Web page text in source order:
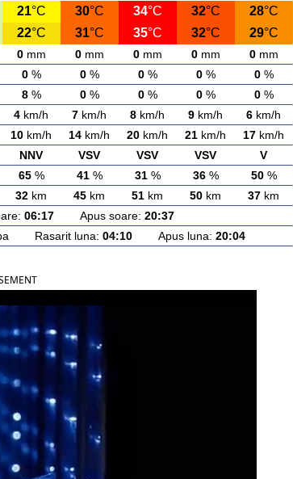
21°C 30°C 34°C 32°C 28°C
22°C 31°C 35°C 32°C 29°C
0mm 0mm 0mm 0mm 0mm
0% 0% 0% 0% 0%
8% 0% 0% 0% 0%
4 km/h 7 km/h 8 km/h 9 km/h 6 km/h
10 km/h 14 km/h 20 km/h 21 km/h 17 km/h
NNV VSV VSV VSV V
65% 41% 31% 36% 50%
32 km 45 km 51 km 50 km 37 km
06:17 Apus soare: 20:37
Rasarit luna: 04:10 Apus luna: 20:04